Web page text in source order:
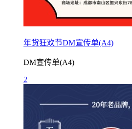
年货狂欢节DM宣传单(A4)
DM宣传单(A4)
2